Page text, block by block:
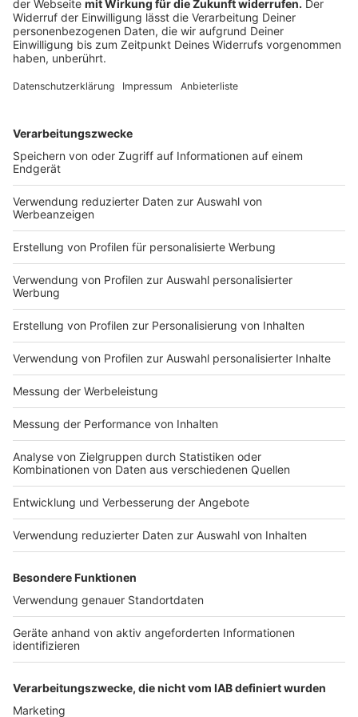
euch, wie ihr die Schultüte kreativ, sinnvoll und mit viel
Liebe füllen könnt - für eine unvergessliche Einschulung.
Street Parade: Zürich wird zur riesigen Tanzfläche
Zürich wird zum Schauplatz für ein riesiges ausgelassenes
mit erhöhter Aufmerksamkeit über die Party.
Neu in der Musik |
Pünktlich zum Erscheinen ihres lange
erwarteten neuen Albums haut die Band mit ihrer nächsten
Single „Nur nach vorn“ einen sommerlichen Groove-Rocker
raus.
Wuppertaler könnte beliebtester Busfahrer
Deutschlands
Mediathek| Sven Leihener könnte einen besonderen Titel
bekommen: "Lieblingsbusfahrer:in 2026" ist ein
bundesweiter Wettbewerb, der wird von mehrerern
Verkehrsverbänden zusammen organisiert. In ganz
Deutschland machen rund 100.000 Leute den Job. Und
Sven gehört jetzt zu den 30 beliebtesten.
Wälder in Wuppertal kämpfen mit Trockenheit
Mediathek|Wenig Regen, extreme Hitze - dieser Sommer
ist für die Natur bei uns besonders hart. Förster Sebastian
Rabe betreut einen Großteil der Wälder bei uns in
Wuppertal. Wie sehr sie ihm am Herzen liegen, macht er im
Interview mit Radio Wuppertal deutlich.
Taskforce soll Probleme im Straßenverkehrsamt
lösen
Mediathek|Die Zustände im Wuppertaler
Straßenverkehrsamt machen immer mehr Menschen
ins Leere. Ihr meldet euch regelmäßig mit euren